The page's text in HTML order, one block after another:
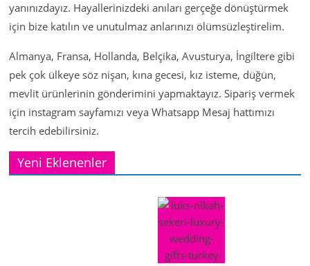
yanınızdayız. Hayallerinizdeki anıları gerçeğe dönüştürmek
için bize katılın ve unutulmaz anlarınızı ölümsüzleştirelim.
Almanya, Fransa, Hollanda, Belçika, Avusturya, İngiltere gibi
pek çok ülkeye söz nişan, kına gecesi, kız isteme, düğün,
mevlit ürünlerinin gönderimini yapmaktayız. Sipariş vermek
için instagram sayfamızı veya Whatsapp Mesaj hattımızı
tercih edebilirsiniz.
Yeni Eklenenler